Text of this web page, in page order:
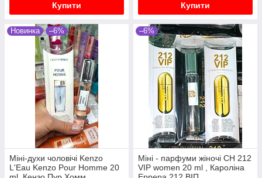
Купити Купити
Новинка –6%
Міні-духи чоловічі Kenzo
L'Eau Kenzo Pour Homme 20
–6%
Міні - парфуми жіночі CH 212
VIP women 20 ml , Кароліна